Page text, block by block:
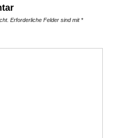
Erforderliche Felder sind mit*